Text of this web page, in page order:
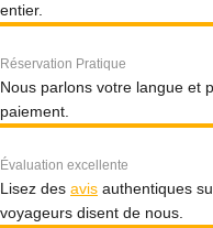
entier.
Réservation Pratique
Nous parlons votre langue et
paiement.
Évaluation excellente
Lisez des avis authentiques
voyageurs disent de nous.